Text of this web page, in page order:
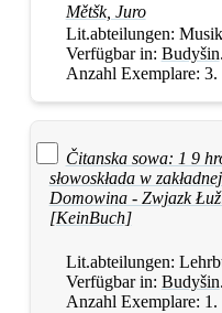
Mětšk, Juro
Lit.abteilungen:
Verfügbar in: Budyšin.
Anzahl Exemplare: 3.
Čitanska sowa: 1 9
słowoskłada w
Domowina - Zwjazk
[KeinBuch]
Lit.abteilungen:
Verfügbar in: Budyšin.
Anzahl Exemplare: 1.